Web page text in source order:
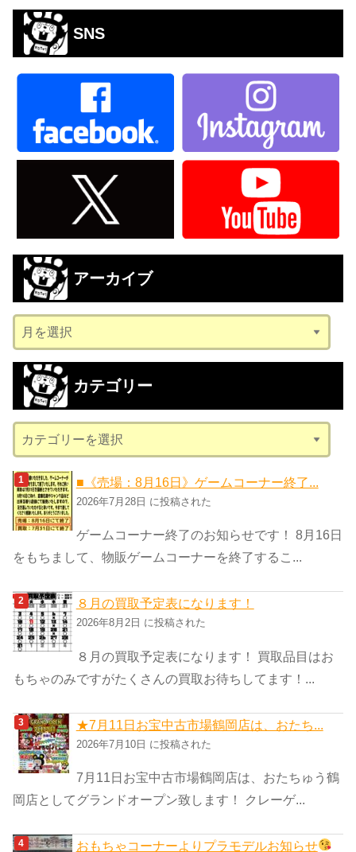
SNS
アーカイブ
ー
カ
ブ
カテゴリー
テ
ゴ
リ
ー
■《売場：8月16日》ゲームコーナー終了...
2026年7月28日 に投稿された
ゲームコーナー終了のお知らせです！ 8月16日
をもちまして、物販ゲームコーナーを終了するこ...
８月の買取予定表になります！
2026年8月2日 に投稿された
８月の買取予定表になります！ 買取品目はお
もちゃのみですがたくさんの買取お待ちしてます！...
★7月11日お宝中古市場鶴岡店は、おたち...
2026年7月10日 に投稿された
7月11日お宝中古市場鶴岡店は、おたちゅう鶴
岡店としてグランドオープン致します！ クレーゲ...
おもちゃコーナーよりプラモデルお知らせ